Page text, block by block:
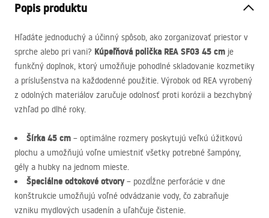
Popis produktu
Hľadáte jednoduchý a účinný spôsob, ako zorganizovať priestor v
sprche alebo pri vani? Kúpeľňová polička REA SF03 45 cm je
funkčný doplnok, ktorý umožňuje pohodlné skladovanie kozmetiky
a príslušenstva na každodenné použitie. Výrobok od REA vyrobený
z odolných materiálov zaručuje odolnosť proti korózii a bezchybný
vzhľad po dlhé roky.
Šírka 45 cm – optimálne rozmery poskytujú veľkú úžitkovú
plochu a umožňujú voľne umiestniť všetky potrebné šampóny,
gély a hubky na jednom mieste.
Špeciálne odtokové otvory– pozdĺžne perforácie v dne
konštrukcie umožňujú voľné odvádzanie vody, čo zabraňuje
vzniku mydlových usadenín a uľahčuje čistenie.